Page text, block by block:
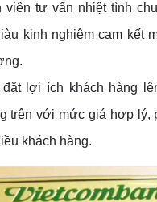
viên tư vấn nhiệt tình
kinh nghiệm cam kết
lợi ích khách hàng
trên với mức giá hợp lý,
khách hàng.